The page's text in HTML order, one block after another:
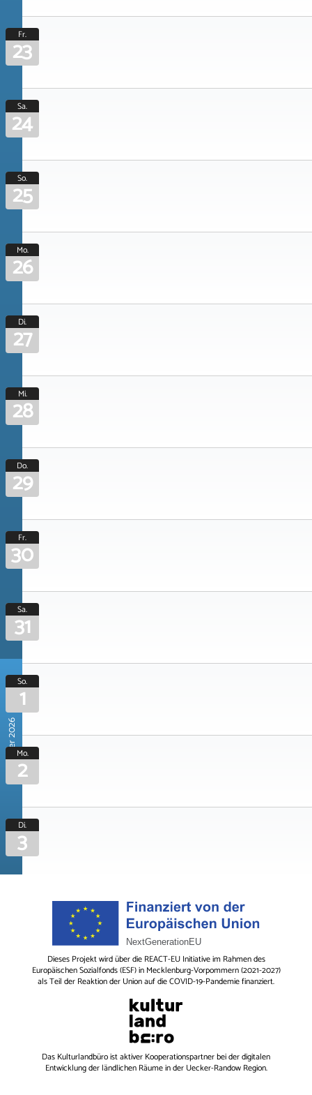
Fr.
23
Sa.
24
So.
25
Mo.
26
Di.
27
Mi.
28
Do.
29
Fr.
30
Sa.
31
November 2026
So.
1
Mo.
2
Di.
3
Dieses Projekt wird über die REACT-EU Initiative im Rahmen des
Europäischen Sozialfonds (ESF) in Mecklenburg-Vorpommern (2021-2027)
als Teil der Reaktion der Union auf die COVID-19-Pandemie finanziert.
Das Kulturlandbüroist aktiver Kooperationspartner bei der digitalen
Entwicklung der ländlichen Räume in der Uecker-Randow Region.